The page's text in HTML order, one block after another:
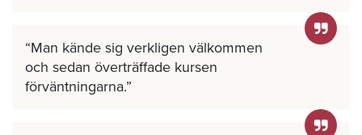
Man kände sig verkligen välkommen
och sedan överträffade kursen
förväntningarna.